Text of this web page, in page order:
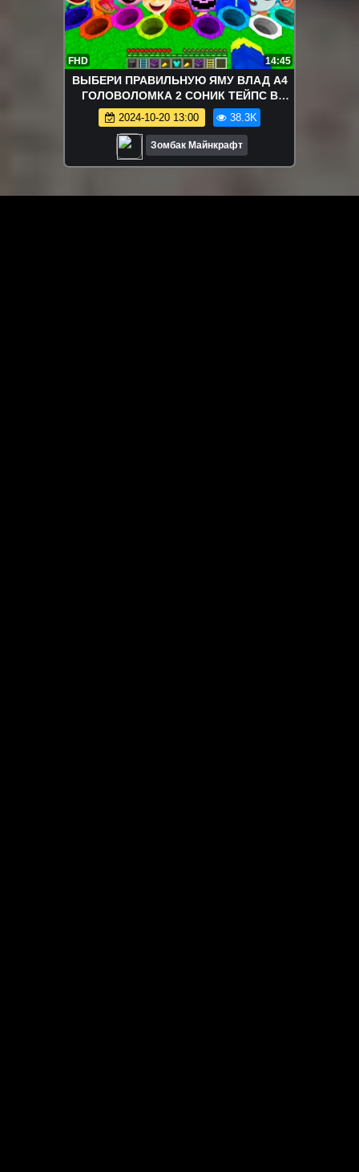
FHD 14:45
ВЫБЕРИ ПРАВИЛЬНУЮ ЯМУ ВЛАД А4
ГОЛОВОЛОМКА 2 СОНИК ТЕЙПС В
МАЙНКРАФТ ЗОМБАК
2024-10-20 13:00 38.3K
Зомбак Майнкрафт